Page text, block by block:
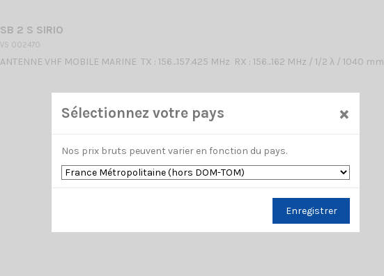
SB 2 S SIRIO
VS 002470
ANTENNE VHF MOBILE MARINE TX : 156...157.425 MHz RX : 156...162 MHz / 1/2 λ / 1040 mm
Sélectionnez votre pays ×
Nos prix bruts peuvent varier en fonction du pays.
Enregistrer